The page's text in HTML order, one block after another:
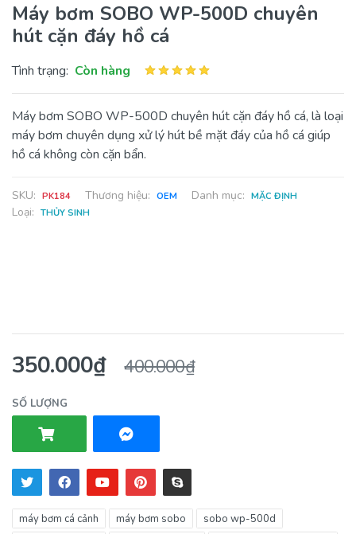
Máy bơm SOBO WP-500D chuyên
hút cặn đáy hồ cá
Tình trạng: Còn hàng
Máy bơm SOBO WP-500D chuyên hút cặn đáy hồ cá, là loại
máy bơm chuyên dụng xử lý hút bề mặt đáy của hồ cá giúp
hồ cá không còn cặn bẩn.
SKU: PK184 Thương hiệu: OEM Danh mục: MẶC ĐỊNH
Loại: THỦY SINH
350.000₫ 400.000₫
SỐ LƯỢNG
máy bơm cá cảnh máy bơm sobo
sobo wp-500d